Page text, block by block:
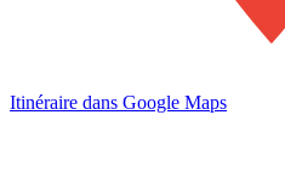
Itinéraire dans Google Maps